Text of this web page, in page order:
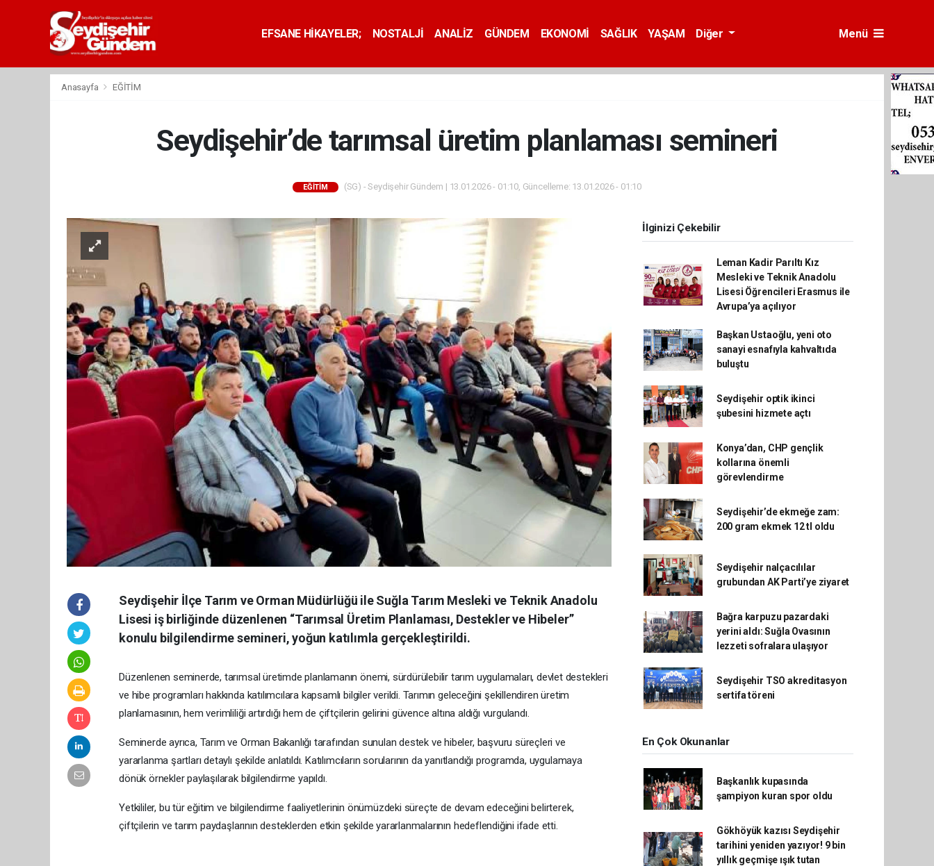
EFSANE HİKAYELER; NOSTALJİ ANALİZ GÜNDEM EKONOMİ SAĞLIK YAŞAM Diğer Menü
Anasayfa EĞİTİM
Seydişehir’de tarımsal üretim planlaması semineri
EĞİTİM (SG) - Seydişehir Gündem | 13.01.2026 - 01:10, Güncelleme: 13.01.2026 - 01:10
Seydişehir İlçe Tarım ve Orman Müdürlüğü ile Suğla Tarım Mesleki ve Teknik Anadolu
Lisesi iş birliğinde düzenlenen “Tarımsal Üretim Planlaması, Destekler ve Hibeler”
konulu bilgilendirme semineri, yoğun katılımla gerçekleştirildi.
Düzenlenen seminerde, tarımsal üretimde planlamanın önemi, sürdürülebilir tarım uygulamaları, devlet destekleri
ve hibe programları hakkında katılımcılara kapsamlı bilgiler verildi. Tarımın geleceğini şekillendiren üretim
planlamasının, hem verimliliği artırdığı hem de çiftçilerin gelirini güvence altına aldığı vurgulandı.
Seminerde ayrıca, Tarım ve Orman Bakanlığı tarafından sunulan destek ve hibeler, başvuru süreçleri ve
yararlanma şartları detaylı şekilde anlatıldı. Katılımcıların sorularının da yanıtlandığı programda, uygulamaya
dönük örnekler paylaşılarak bilgilendirme yapıldı.
Yetkililer, bu tür eğitim ve bilgilendirme faaliyetlerinin önümüzdeki süreçte de devam edeceğini belirterek,
çiftçilerin ve tarım paydaşlarının desteklerden etkin şekilde yararlanmalarının hedeflendiğini ifade etti.
İlginizi Çekebilir
Leman Kadir Parıltı Kız
Mesleki ve Teknik Anadolu
Lisesi Öğrencileri Erasmus ile
Avrupa’ya açılıyor
Başkan Ustaoğlu, yeni oto
sanayi esnafıyla kahvaltıda
buluştu
Seydişehir optik ikinci
şubesini hizmete açtı
Konya’dan, CHP gençlik
kollarına önemli
görevlendirme
Seydişehir’de ekmeğe zam:
200 gram ekmek 12 tl oldu
Seydişehir nalçacılılar
grubundan AK Parti’ye ziyaret
Bağra karpuzu pazardaki
yerini aldı: Suğla Ovasının
lezzeti sofralara ulaşıyor
Seydişehir TSO akreditasyon
sertifa töreni
En Çok Okunanlar
Başkanlık kupasında
şampiyon kuran spor oldu
Gökhöyük kazısı Seydişehir
tarihini yeniden yazıyor! 9 bin
yıllık geçmişe ışık tutan